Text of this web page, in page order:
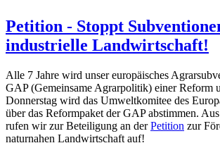
Petition - Stoppt
industrielle Landwirtschaft!
Alle 7 Jahre wird unser europäisches
GAP (Gemeinsame Agrarpolitik) einer Reform
Donnerstag wird das Umweltkomitee des
über das Reformpaket der GAP abstimmen.
rufen wir zur Beteiligung an derPetition zur
naturnahen Landwirtschaft auf!